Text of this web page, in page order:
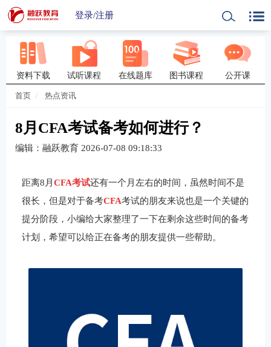
登录/注册
资料下载 试听课程 在线题库 图书课程 公开课
首页 热点资讯
8月CFA考试备考如何进行？
编辑：融跃教育 2026-07-08 09:18:33
距离8月CFA考试还有一个月左右的时间，虽然时间不是
很长，但是对于备考CFA考试的朋友来说也是一个关键的
提分阶段，小编给大家整理了一下在剩余这些时间的备考
计划，希望可以给正在备考的朋友提供一些帮助。